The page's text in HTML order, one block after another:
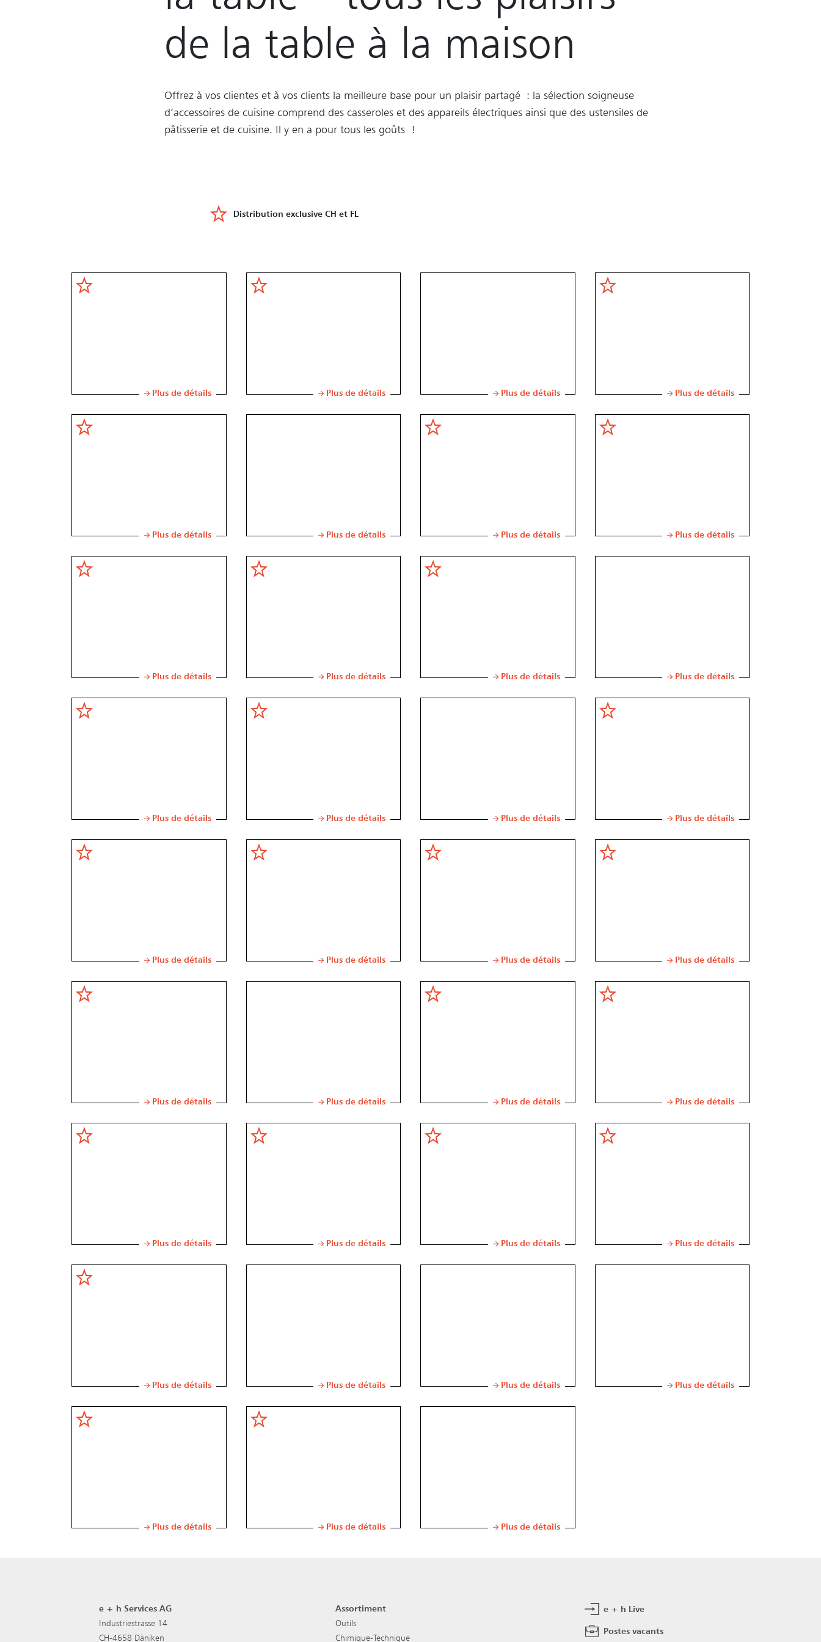
de la table à la maison
Offrez à vos clientes et à vos clients la meilleure base pour un plaisir partagé : la sélection soigneuse
d’accessoires de cuisine comprend des casseroles et des appareils électriques ainsi que des ustensiles de
pâtisserie et de cuisine. Il y en a pour tous les goûts !
Distribution exclusive CH et FL
Plus de détails Plus de détails Plus de détails Plus de détails
Plus de détails Plus de détails Plus de détails Plus de détails
Plus de détails Plus de détails Plus de détails Plus de détails
Plus de détails Plus de détails Plus de détails Plus de détails
Plus de détails Plus de détails Plus de détails Plus de détails
Plus de détails Plus de détails Plus de détails Plus de détails
Plus de détails Plus de détails Plus de détails Plus de détails
Plus de détails Plus de détails Plus de détails Plus de détails
Plus de détails Plus de détails Plus de détails
e + h Services AG
Industriestrasse 14
CH-4658 Däniken
Navigation de pied de page
Assortiment
Outils
Chimique-Technique
e + h Live
Postes vacants